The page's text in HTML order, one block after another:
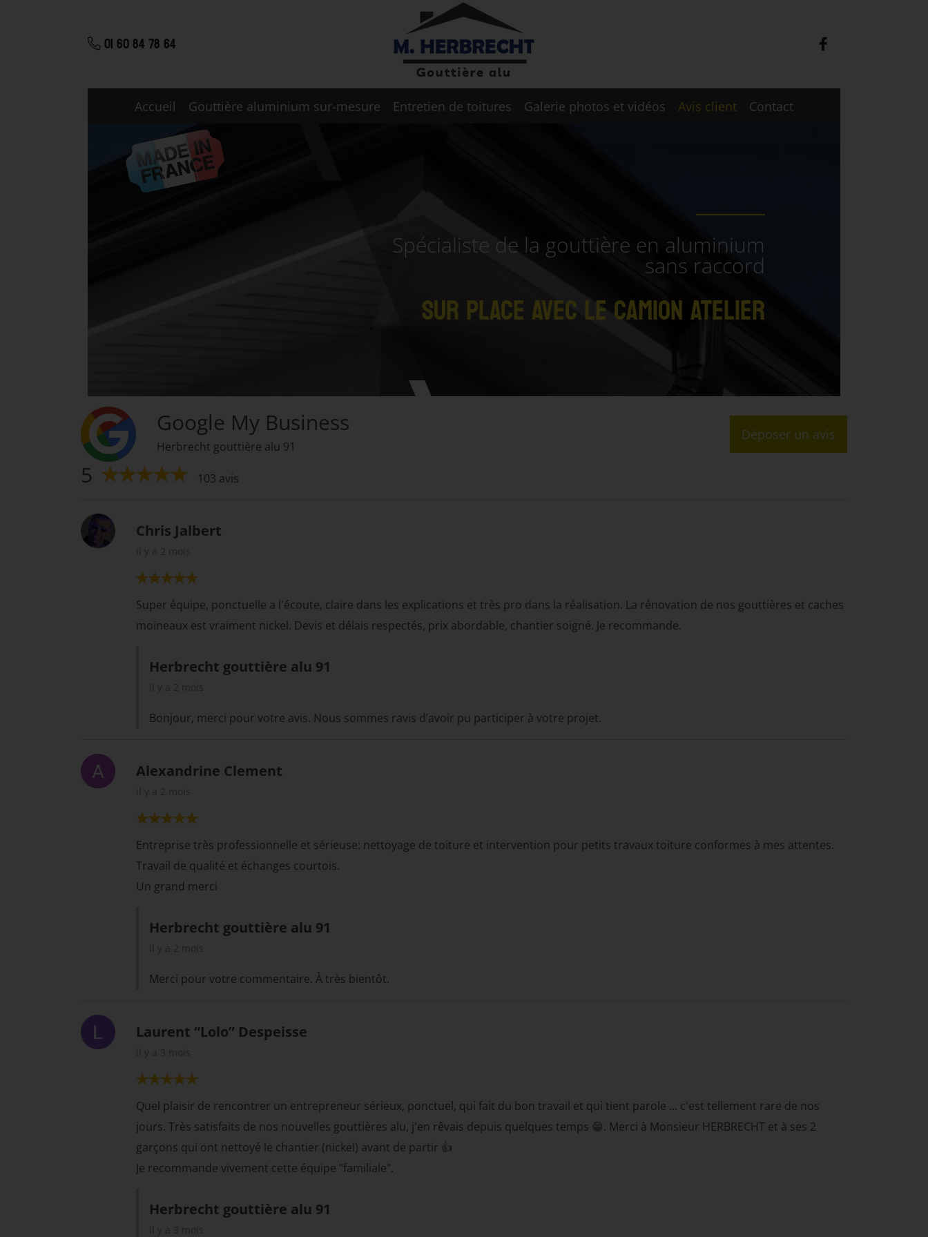
01 60 84 78 64
Accueil Gouttière aluminium sur-mesure Entretien de toitures Galerie photos et vidéos Avis client Contact
Spécialiste de la gouttière en aluminium
sans raccord
SUR PLACE AVEC LE CAMION ATELIER
Google My Business
Herbrecht gouttière alu 91
Déposer un avis
5 103 avis
Chris Jalbert
Super équipe, ponctuelle a l'écoute, claire dans les explications et très pro dans la réalisation. La rénovation de nos gouttières et caches
moineaux est vraiment nickel. Devis et délais respectés, prix abordable, chantier soigné. Je recommande.
Herbrecht gouttière alu 91
Bonjour, merci pour votre avis. Nous sommes ravis d’avoir pu participer à votre projet.
Alexandrine Clement
Entreprise très professionnelle et sérieuse: nettoyage de toiture et intervention pour petits travaux toiture conformes à mes attentes.
Travail de qualité et échanges courtois.
Un grand merci
Herbrecht gouttière alu 91
Merci pour votre commentaire. À très bientôt.
Laurent “Lolo” Despeisse
Quel plaisir de rencontrer un entrepreneur sérieux, ponctuel, qui fait du bon travail et qui tient parole ... c'est tellement rare de nos
jours. Très satisfaits de nos nouvelles gouttières alu, j'en rêvais depuis quelques temps 😁. Merci à Monsieur HERBRECHT et à ses 2
garçons qui ont nettoyé le chantier (nickel) avant de partir 👍
Je recommande vivement cette équipe "familiale".
Herbrecht gouttière alu 91